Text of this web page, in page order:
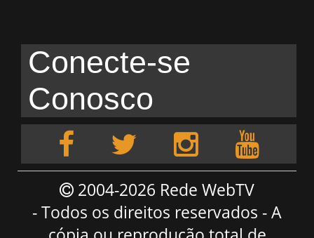
Conecte-se
Conosco
2004-2026 Rede WebTV
- Todos os direitos reservados - A